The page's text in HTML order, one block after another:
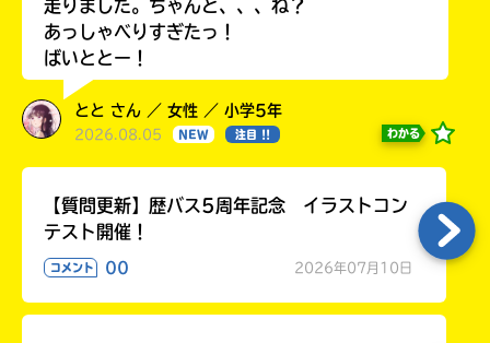
走りました。ちゃんと、、、ね？
あっしゃべりすぎたっ！
ばいととー！
とと さん ／ 女性 ／ 小学5年
2026.08.05 NEW 注目 !! わかる
【質問更新】歴バス5周年記念 イラストコン
テスト開催！
コメント 00 2026年07月10日